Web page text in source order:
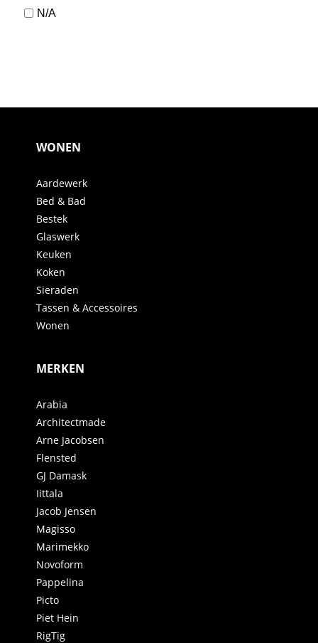
N/A
WONEN
Aardewerk
Bed & Bad
Bestek
Glaswerk
Keuken
Koken
Sieraden
Tassen & Accessoires
Wonen
MERKEN
Arabia
Architectmade
Arne Jacobsen
Flensted
GJ Damask
Iittala
Jacob Jensen
Magisso
Marimekko
Novoform
Pappelina
Picto
Piet Hein
RigTig